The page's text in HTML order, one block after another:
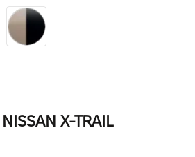
X-TRAIL